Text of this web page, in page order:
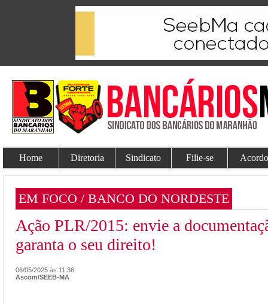
Home Diretoria Sindicato Filie-se
EM FOCO / BANCO DO NORDESTE
Ação PLR/2015: envie a
garanta o seu direito!
06/05/2025 às 11:36
Ascom/SEEB-MA